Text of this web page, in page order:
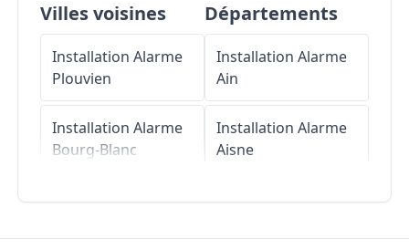
Villes voisines
Installation Alarme
Plouvien
Installation Alarme
Bourg-Blanc
Installation Alarme
Départements
Installation Alarme
Ain
Installation Alarme
Aisne
Installation Alarme